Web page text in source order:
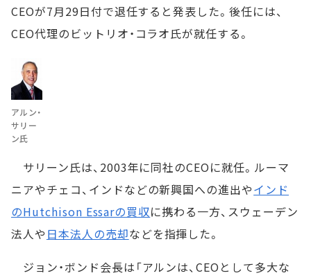
CEOが7月29日付で退任すると発表した。後任には、
CEO代理のビットリオ・コラオ氏が就任する。
アルン・
サリー
ン氏
サリーン氏は、2003年に同社のCEOに就任。ルーマ
ニアやチェコ、インドなどの新興国への進出やインド
のHutchison Essarの買収に携わる一方、スウェーデン
法人や 日本法人の売却などを指揮した。
ジョン・ボンド会長は「アルンは、CEOとして多大な